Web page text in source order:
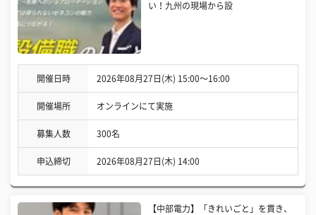
い！九州の現場から設
開催日時 2026年08月27日(木) 15:00〜16:00
開催場所 オンラインにて実施
募集人数 300名
申込締切 2026年08月27日(木) 14:00
【中部電力】「きれいごと」を貫き、